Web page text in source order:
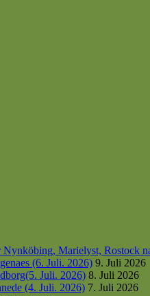
Marielyst, Rostock
(6. Juli. 2026) 9. Juli 2026
Juli. 2026) 8. Juli 2026
(4. Juli. 2026) 7. Juli 2026